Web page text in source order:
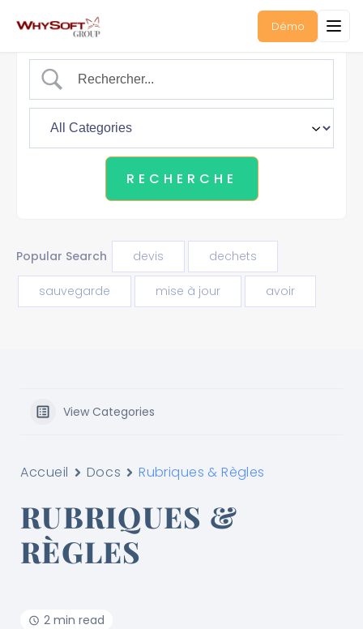
Démo
Popular Search devis dechets
sauvegarde mise à jour avoir
View Categories
Accueil Docs Rubriques & Règles
RUBRIQUES &
RÈGLES
2 min read